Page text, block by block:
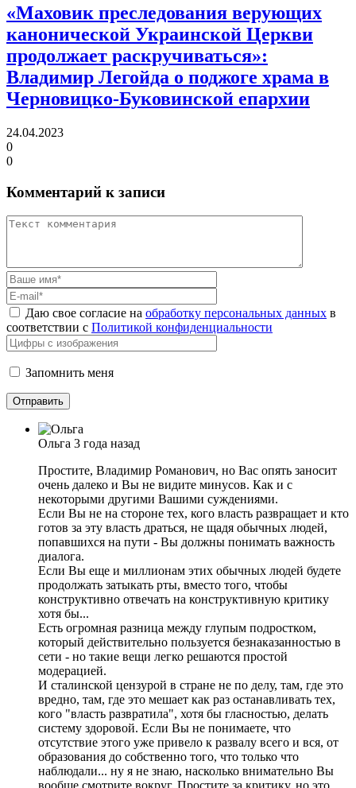
«Маховик преследования верующих
канонической Украинской Церкви
продолжает раскручиваться»:
Владимир Легойда о поджоге храма в
Черновицко-Буковинской епархии
24.04.2023
0
0
Комментарий к записи
Даю свое согласие на обработку персональных данных в
соответствии с Политикой конфиденциальности
Запомнить меня
Ольга 3 года назад
Простите, Владимир Романович, но Вас опять заносит
очень далеко и Вы не видите минусов. Как и с
некоторыми другими Вашими суждениями.
Если Вы не на стороне тех, кого власть развращает и кто
готов за эту власть драться, не щадя обычных людей,
попавшихся на пути - Вы должны понимать важность
диалога.
Если Вы еще и миллионам этих обычных людей будете
продолжать затыкать рты, вместо того, чтобы
конструктивно отвечать на конструктивную критику
хотя бы...
Есть огромная разница между глупым подростком,
который действительно пользуется безнаказанностью в
сети - но такие вещи легко решаются простой
модерацией.
И сталинской цензурой в стране не по делу, там, где это
вредно, там, где это мешает как раз останавливать тех,
кого "власть развратила", хотя бы гласностью, делать
систему здоровой. Если Вы не понимаете, что
отсутствие этого уже привело к развалу всего и вся, от
образования до собственно того, что только что
наблюдали... ну я не знаю, насколько внимательно Вы